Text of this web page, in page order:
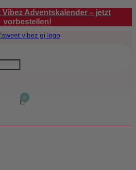
Vibez Adventskalender – jetzt
vorbestellen!
0